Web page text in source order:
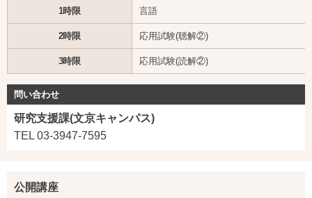
1時限 言語
2時限 応用試験(聴解②)
3時限 応用試験(読解②)
問い合わせ
研究支援課(文京キャンパス)
TEL 03-3947-7595
公開講座